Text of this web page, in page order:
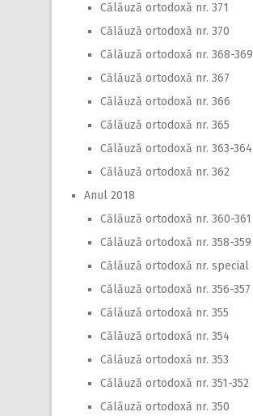
Călăuză ortodoxă nr. 371
Călăuză ortodoxă nr. 370
Călăuză ortodoxă nr. 368-369
Călăuză ortodoxă nr. 367
Călăuză ortodoxă nr. 366
Călăuză ortodoxă nr. 365
Călăuză ortodoxă nr. 363-364
Călăuză ortodoxă nr. 362
Anul 2018
Călăuză ortodoxă nr. 360-361
Călăuză ortodoxă nr. 358-359
Călăuză ortodoxă nr. special
Călăuză ortodoxă nr. 356-357
Călăuză ortodoxă nr. 355
Călăuză ortodoxă nr. 354
Călăuză ortodoxă nr. 353
Călăuză ortodoxă nr. 351-352
Călăuză ortodoxă nr. 350